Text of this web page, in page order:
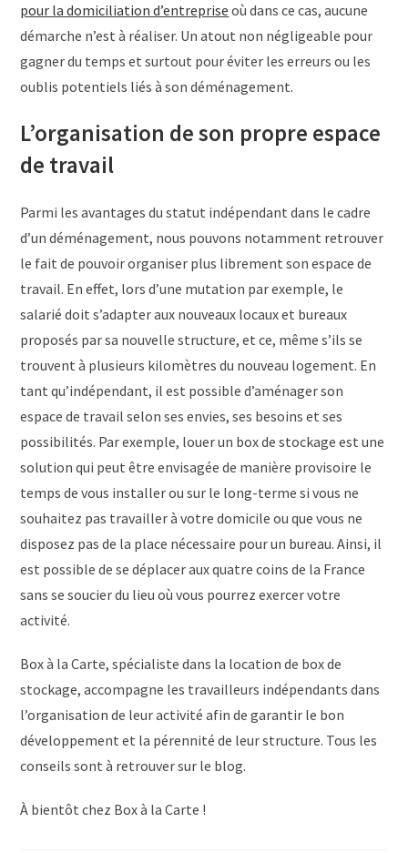
pour la domiciliation d’entreprise où dans ce cas, aucune
démarche n’est à réaliser. Un atout non négligeable pour
gagner du temps et surtout pour éviter les erreurs ou les
oublis potentiels liés à son déménagement.
L’organisation de son propre espace
de travail
Parmi les avantages du statut indépendant dans le cadre
d’un déménagement, nous pouvons notamment retrouver
le fait de pouvoir organiser plus librement son espace de
travail. En effet, lors d’une mutation par exemple, le
salarié doit s’adapter aux nouveaux locaux et bureaux
proposés par sa nouvelle structure, et ce, même s’ils se
trouvent à plusieurs kilomètres du nouveau logement. En
tant qu’indépendant, il est possible d’aménager son
espace de travail selon ses envies, ses besoins et ses
possibilités. Par exemple, louer un box de stockage est une
solution qui peut être envisagée de manière provisoire le
temps de vous installer ou sur le long-terme si vous ne
souhaitez pas travailler à votre domicile ou que vous ne
disposez pas de la place nécessaire pour un bureau. Ainsi, il
est possible de se déplacer aux quatre coins de la France
sans se soucier du lieu où vous pourrez exercer votre
activité.
Box à la Carte, spécialiste dans la location de box de
stockage, accompagne les travailleurs indépendants dans
l’organisation de leur activité afin de garantir le bon
développement et la pérennité de leur structure. Tous les
conseils sont à retrouver sur le blog.
À bientôt chez Box à la Carte !